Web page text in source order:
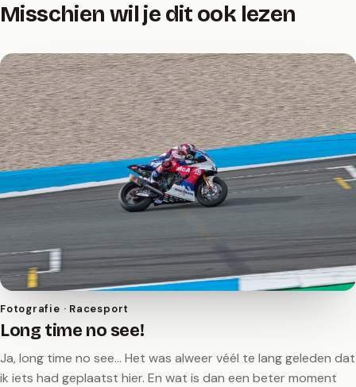
Misschien wil je dit ook lezen
Fotografie · Racesport
Long time no see!
Ja, long time no see… Het was alweer véél te lang geleden dat
ik iets had geplaatst hier. En wat is dan een beter moment